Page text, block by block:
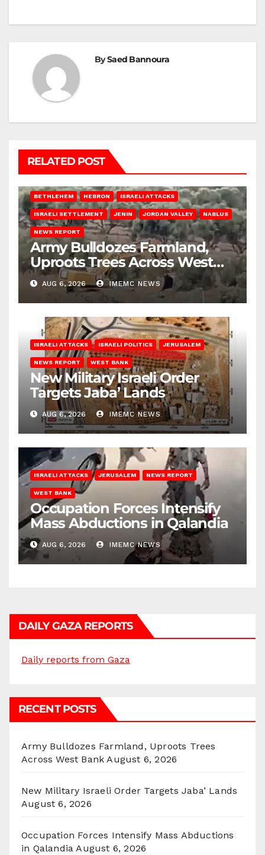
BySaed Bannoura
RELATED POST
BETHLEHEM HEBRON ISRAELI ATTACKS
ISRAELI SETTLEMENT JENIN JORDAN VALLEY NABLUS
NEWS REPORT
Army Bulldozes Farmland,
Uproots Trees Across West
Bank
AUG 6, 2026 IMEMC NEWS
ISRAELI ATTACKS ISRAELI POLITICS JERUSALEM
NEWS REPORT WEST BANK
New Military Israeli Order
Targets Jaba’ Lands
AUG 6, 2026 IMEMC NEWS
ISRAELI ATTACKS JERUSALEM NEWS REPORT
WEST BANK
Occupation Forces Intensify
Mass Abductions in Qalandia
AUG 6, 2026 IMEMC NEWS
DAILY GAZA REPORTS
Daily reports from Gaza
RECENT POSTS
Army Bulldozes Farmland, Uproots Trees
Across West Bank August 6, 2026
New Military Israeli Order Targets Jaba’ Lands
August 6, 2026
Occupation Forces Intensify Mass Abductions
in Qalandia August 6, 2026